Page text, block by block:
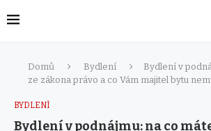
Domů Bydlení
Bydlení v
ze zákona právo a co Vám majitel bytu
BYDLENÍ
Bydlení v podnájmu: na co